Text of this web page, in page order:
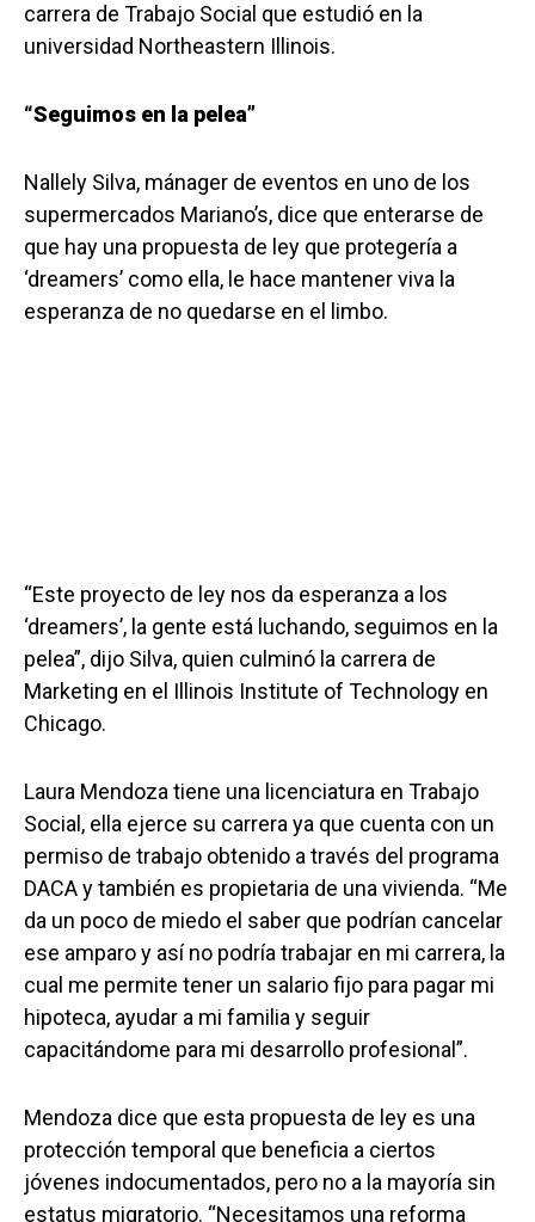
carrera de Trabajo Social que estudió en la
universidad Northeastern Illinois.
“Seguimos en la pelea”
Nallely Silva, mánager de eventos en uno de los
supermercados Mariano’s, dice que enterarse de
que hay una propuesta de ley que protegería a
‘dreamers’ como ella, le hace mantener viva la
esperanza de no quedarse en el limbo.
“Este proyecto de ley nos da esperanza a los
‘dreamers’, la gente está luchando, seguimos en la
pelea”, dijo Silva, quien culminó la carrera de
Marketing en el Illinois Institute of Technology en
Chicago.
Laura Mendoza tiene una licenciatura en Trabajo
Social, ella ejerce su carrera ya que cuenta con un
permiso de trabajo obtenido a través del programa
DACA y también es propietaria de una vivienda. “Me
da un poco de miedo el saber que podrían cancelar
ese amparo y así no podría trabajar en mi carrera, la
cual me permite tener un salario fijo para pagar mi
hipoteca, ayudar a mi familia y seguir
capacitándome para mi desarrollo profesional”.
Mendoza dice que esta propuesta de ley es una
protección temporal que beneficia a ciertos
jóvenes indocumentados, pero no a la mayoría sin
estatus migratorio. “Necesitamos una reforma